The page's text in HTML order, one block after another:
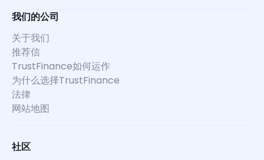
我们的公司
关于我们
推荐信
TrustFinance如何运作
为什么选择TrustFinance
法律
网站地图
社区